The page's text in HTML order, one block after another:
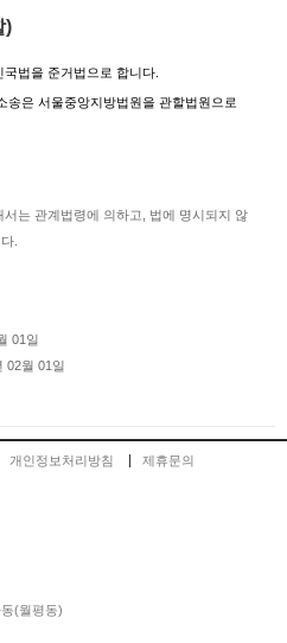
)
법을 준거법으로 합니다.
송은 서울중앙지방법원을 관할법원으로
는 관계법령에 의하고, 법에 명시되지 않
.
01일
02월 01일
개인정보처리방침 제휴문의
(월평동)